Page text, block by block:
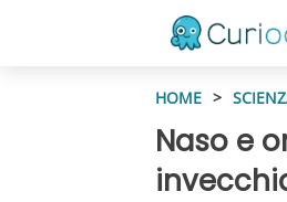
HOME >
Naso e